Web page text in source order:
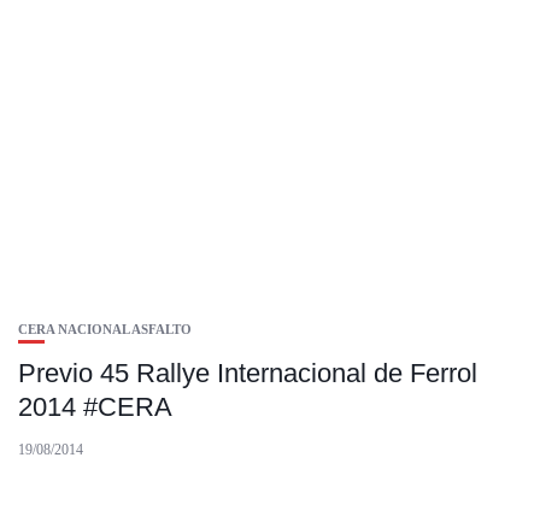
CERA NACIONAL ASFALTO
Previo 45 Rallye Internacional de Ferrol
2014 #CERA
19/08/2014